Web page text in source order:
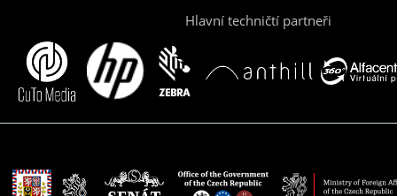
Hlavní techničtí partneři